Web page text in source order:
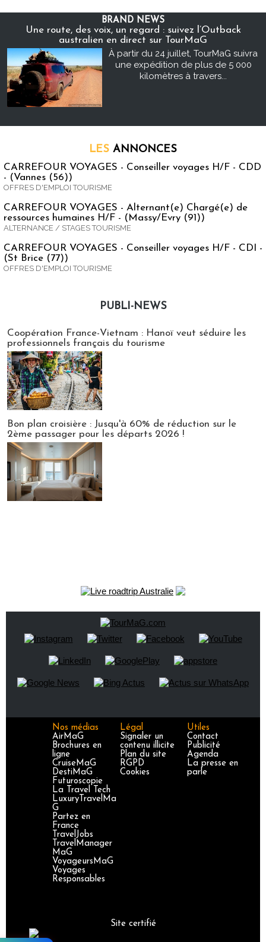
BRAND NEWS
Une route, des voix, un regard : suivez l’Outback
australien en direct sur TourMaG
À partir du 24 juillet, TourMaG suivra
une expédition de plus de 5 000
kilomètres à travers...
LES ANNONCES
CARREFOUR VOYAGES - Conseiller voyages H/F - CDD
- (Vannes (56))
OFFRES D'EMPLOI TOURISME
CARREFOUR VOYAGES - Alternant(e) Chargé(e) de
ressources humaines H/F - (Massy/Evry (91))
ALTERNANCE / STAGES TOURISME
CARREFOUR VOYAGES - Conseiller voyages H/F - CDI -
(St Brice (77))
OFFRES D'EMPLOI TOURISME
PUBLI-NEWS
Coopération France-Vietnam : Hanoï veut séduire les
professionnels français du tourisme
Bon plan croisière : Jusqu'à 60% de réduction sur le
2ème passager pour les départs 2026 !
Nos médias
AirMaG
Brochures en
ligne
CruiseMaG
DestiMaG
Futuroscopie
La Travel Tech
LuxuryTravelMa
G
Partez en
France
TravelJobs
TravelManager
MaG
VoyageursMaG
Voyages
Responsables
Légal
Signaler un
contenu illicite
Plan du site
RGPD
Cookies
Utiles
Contact
Publicité
Agenda
La presse en
parle
Site certifié